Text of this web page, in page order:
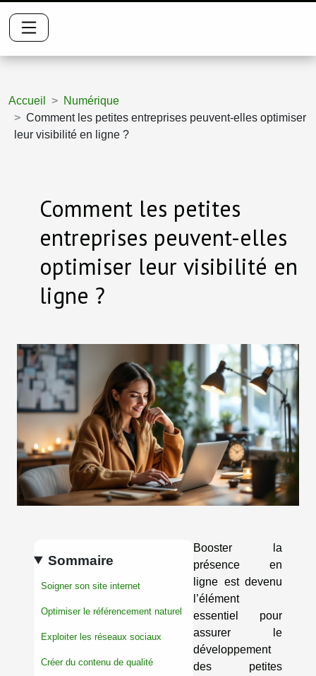
Accueil
Numérique
Comment les petites entreprises peuvent-elles optimiser
leur visibilité en ligne ?
Comment les petites
entreprises peuvent-elles
optimiser leur visibilité en
ligne ?
Sommaire
Soigner son site internet
Optimiser le référencement naturel
Exploiter les réseaux sociaux
Créer du contenu de qualité
Booster la
présence en
ligne est devenu
l’élément
essentiel pour
assurer le
développement
des petites